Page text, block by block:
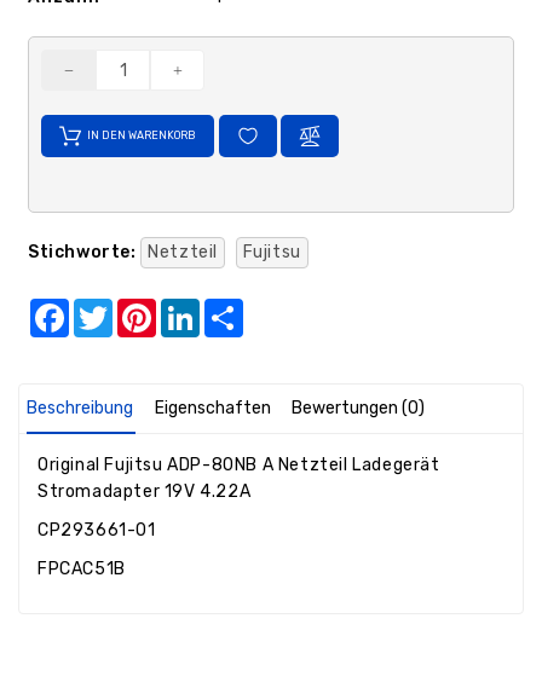
IN DEN WARENKORB
Stichworte: Netzteil Fujitsu
Facebook
TwitterPinterestLinkedIn
Beschreibung Eigenschaften Bewertungen (0)
Original Fujitsu ADP-80NB A Netzteil Ladegerät
Stromadapter 19V 4.22A
CP293661-01
FPCAC51B